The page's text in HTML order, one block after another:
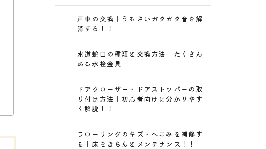
戸車の交換｜うるさいガタガタ音を解
消する！！
水道蛇口の種類と交換方法｜たくさん
ある水栓金具
ドアクローザー・ドアストッパーの取
り付け方法｜初心者向けに分かりやす
く解説！！
フローリングのキズ・へこみを補修す
る｜床をきちんとメンテナンス！！